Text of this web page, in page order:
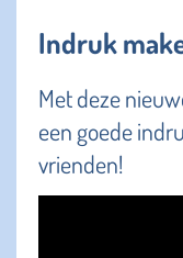
Indruk
Met deze
een goede
vrienden!